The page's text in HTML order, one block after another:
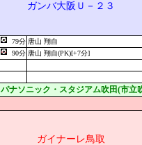
ガンバ大阪Ｕ－２３
79分 唐山 翔自
90分 唐山 翔自(PK)[+7分]
パナソニック・スタジアム吹田(市立
ガイナーレ鳥取